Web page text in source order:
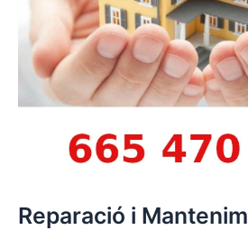
Reparació i